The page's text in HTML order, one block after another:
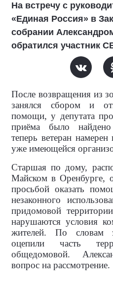
На встречу с
«Единая Россия» в
собрании
обратился участник
После возвращения из
занялся сбором и
помощи, у депутата
приёма было найдено
теперь ветеран
уже имеющейся
Старшая по дому,
Майском в Оренбурге,
просьбой оказать
незаконного
придомовой
нарушаются условия
жителей. По словам
оцепили часть
общедомовой.
вопрос на рассмотрение.